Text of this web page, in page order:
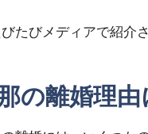
たびメディアで紹介
の離婚理